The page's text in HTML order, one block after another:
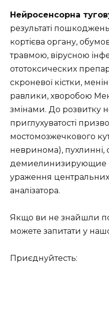
Нейросенсорна
результаті
кортієва органу,
травмою, вірусною
ототоксических
скроневої кістки,
равлики, хворобою
змінами. До розвитку
приглухуватості
мостомозжечкового
невринома), пухлинні,
демиелинизирующие і
ураження центральних
аналізатора.
Якщо ви не знайшли
можете запитати у
Приєднуйтесть: